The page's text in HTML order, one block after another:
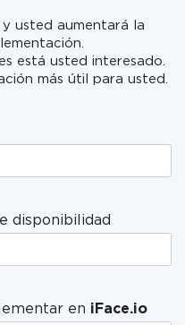
usted aumentará la
está usted interesado.
más útil para usted.
disponibilidad
en iFace.io